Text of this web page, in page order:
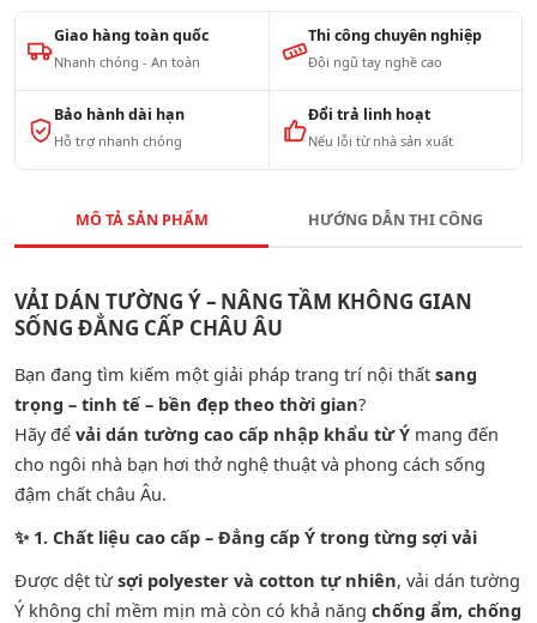
Giao hàng toàn quốc
Nhanh chóng - An toàn
Thi công chuyên nghiệp
Đội ngũ tay nghề cao
Bảo hành dài hạn
Hỗ trợ nhanh chóng
Đổi trả linh hoạt
Nếu lỗi từ nhà sản xuất
MÔ TẢ SẢN PHẨM HƯỚNG DẪN THI CÔNG
VẢI DÁN TƯỜNG Ý – NÂNG TẦM KHÔNG GIAN
SỐNG ĐẲNG CẤP CHÂU ÂU
Bạn đang tìm kiếm một giải pháp trang trí nội thất sang
trọng – tinh tế – bền đẹp theo thời gian?
Hãy để vải dán tường cao cấp nhập khẩu từ Ý mang đến
cho ngôi nhà bạn hơi thở nghệ thuật và phong cách sống
đậm chất châu Âu.
✨ 1. Chất liệu cao cấp – Đẳng cấp Ý trong từng sợi vải
Được dệt từsợi polyester và cotton tự nhiên, vải dán tường
Ý không chỉ mềm mịn mà còn có khả năng chống ẩm, chống